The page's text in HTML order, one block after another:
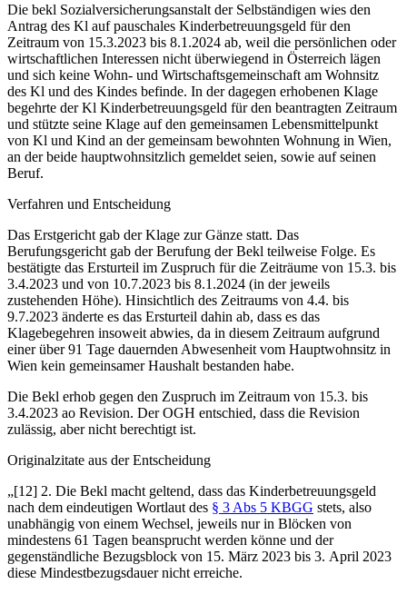
Die bekl Sozialversicherungsanstalt der Selbständigen wies den
Antrag des Kl auf pauschales Kinderbetreuungsgeld für den
Zeitraum von 15.3.2023 bis 8.1.2024 ab, weil die persönlichen oder
wirtschaftlichen Interessen nicht überwiegend in Österreich lägen
und sich keine Wohn- und Wirtschaftsgemeinschaft am Wohnsitz
des Kl und des Kindes befinde. In der dagegen erhobenen Klage
begehrte der Kl Kinderbetreuungsgeld für den beantragten Zeitraum
und stützte seine Klage auf den gemeinsamen Lebensmittelpunkt
von Kl und Kind an der gemeinsam bewohnten Wohnung in Wien,
an der beide hauptwohnsitzlich gemeldet seien, sowie auf seinen
Beruf.
Verfahren und Entscheidung
Das Erstgericht gab der Klage zur Gänze statt. Das
Berufungsgericht gab der Berufung der Bekl teilweise Folge. Es
bestätigte das Ersturteil im Zuspruch für die Zeiträume von 15.3. bis
3.4.2023 und von 10.7.2023 bis 8.1.2024 (in der jeweils
zustehenden Höhe). Hinsichtlich des Zeitraums von 4.4. bis
9.7.2023 änderte es das Ersturteil dahin ab, dass es das
Klagebegehren insoweit abwies, da in diesem Zeitraum aufgrund
einer über 91 Tage dauernden Abwesenheit vom Hauptwohnsitz in
Wien kein gemeinsamer Haushalt bestanden habe.
Die Bekl erhob gegen den Zuspruch im Zeitraum von 15.3. bis
3.4.2023 ao Revision. Der OGH entschied, dass die Revision
zulässig, aber nicht berechtigt ist.
Originalzitate aus der Entscheidung
„[12] 2. Die Bekl macht geltend, dass das Kinderbetreuungsgeld
nach dem eindeutigen Wortlaut des § 3 Abs 5 KBGG stets, also
unabhängig von einem Wechsel, jeweils nur in Blöcken von
mindestens 61 Tagen beansprucht werden könne und der
gegenständliche Bezugsblock von 15. März 2023 bis 3. April 2023
diese Mindestbezugsdauer nicht erreiche.